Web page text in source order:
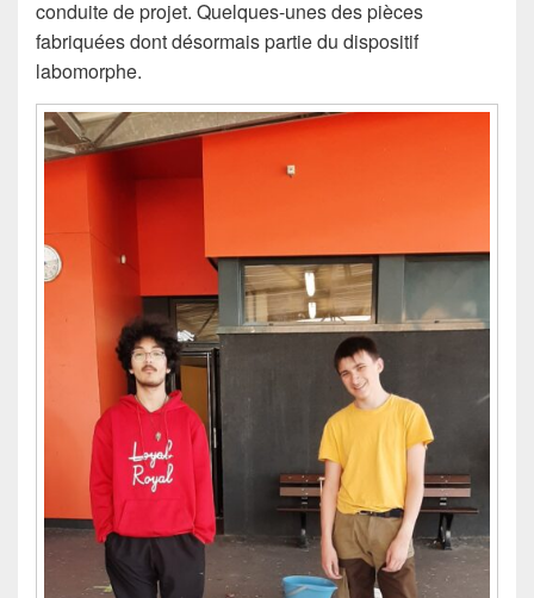
conduite de projet. Quelques-unes des pièces
fabriquées dont désormais partie du dispositif
labomorphe.